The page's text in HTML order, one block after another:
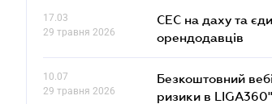
17.03
29 травня 2026
СЕС на даху та
орендодавців
10.07
29 травня 2026
Безкоштовний
ризики в LIGA360"